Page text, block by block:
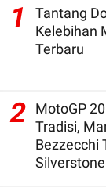
1
Tantang
Kelebihan
Terbaru
2
MotoGP
Tradisi,
Bezzecchi
Silverstone